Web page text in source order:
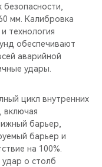
мм. Калибровка
технология
обеспечивают
аварийной
удары.
цикл внутренних
включая
барьер,
барьер и
на 100%.
удар о столб